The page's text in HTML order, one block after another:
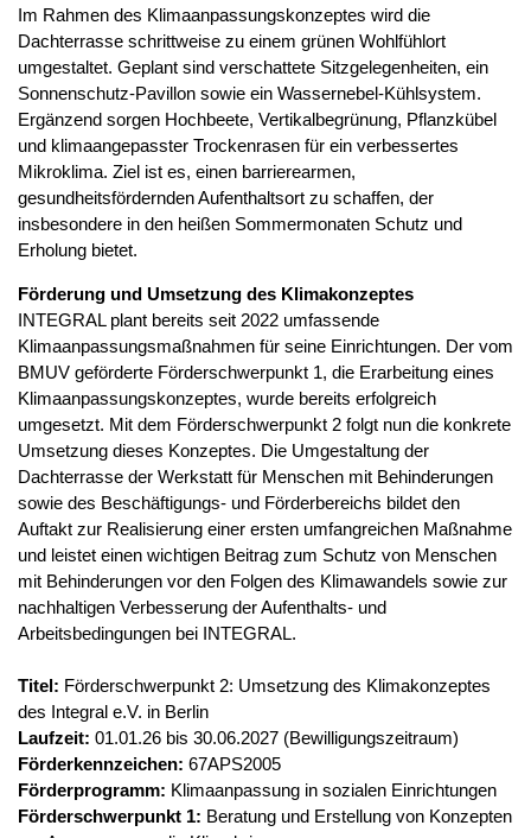
Im Rahmen des Klimaanpassungskonzeptes wird die
Dachterrasse schrittweise zu einem grünen Wohlfühlort
umgestaltet. Geplant sind verschattete Sitzgelegenheiten, ein
Sonnenschutz-Pavillon sowie ein Wassernebel-Kühlsystem.
Ergänzend sorgen Hochbeete, Vertikalbegrünung, Pflanzkübel
und klimaangepasster Trockenrasen für ein verbessertes
Mikroklima. Ziel ist es, einen barrierearmen,
gesundheitsfördernden Aufenthaltsort zu schaffen, der
insbesondere in den heißen Sommermonaten Schutz und
Erholung bietet.
Förderung und Umsetzung des Klimakonzeptes
INTEGRAL plant bereits seit 2022 umfassende
Klimaanpassungsmaßnahmen für seine Einrichtungen. Der vom
BMUV geförderte Förderschwerpunkt 1, die Erarbeitung eines
Klimaanpassungskonzeptes, wurde bereits erfolgreich
umgesetzt. Mit dem Förderschwerpunkt 2 folgt nun die konkrete
Umsetzung dieses Konzeptes. Die Umgestaltung der
Dachterrasse der Werkstatt für Menschen mit Behinderungen
sowie des Beschäftigungs- und Förderbereichs bildet den
Auftakt zur Realisierung einer ersten umfangreichen Maßnahme
und leistet einen wichtigen Beitrag zum Schutz von Menschen
mit Behinderungen vor den Folgen des Klimawandels sowie zur
nachhaltigen Verbesserung der Aufenthalts- und
Arbeitsbedingungen bei INTEGRAL.
Titel: Förderschwerpunkt 2: Umsetzung des Klimakonzeptes
des Integral e.V. in Berlin
Laufzeit: 01.01.26 bis 30.06.2027 (Bewilligungszeitraum)
Förderkennzeichen: 67APS2005
Förderprogramm: Klimaanpassung in sozialen Einrichtungen
Förderschwerpunkt 1: Beratung und Erstellung von Konzepten